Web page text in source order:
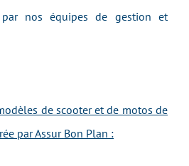
nos équipes de gestion et
de scooter et de motos de
par Assur Bon Plan :